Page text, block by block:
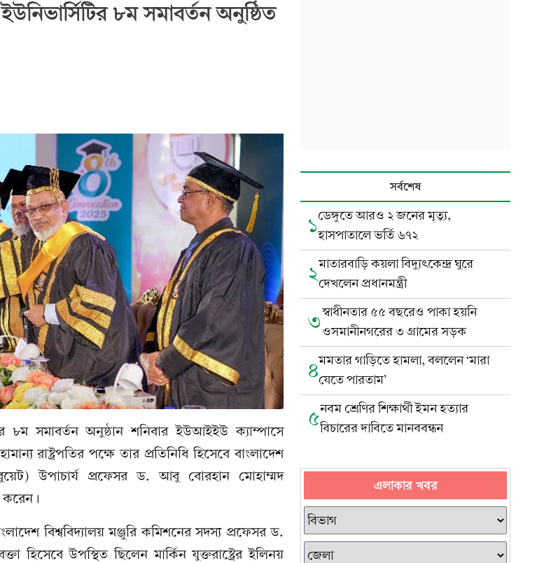
৮ম সমাবর্তন অনুষ্ঠিত
৮ম সমাবর্তন অনুষ্ঠান শনিবার ইউআইইউ ক্যাম্পাসে
রাষ্ট্রপতির পক্ষে তার প্রতিনিধি হিসেবে বাংলাদেশ
উপাচার্য প্রফেসর ড. আবু বোরহান মোহাম্মদ
করেন।
বিশ্ববিদ্যালয় মঞ্জুরি কমিশনের সদস্য প্রফেসর ড.
হিসেবে উপস্থিত ছিলেন মার্কিন যুক্তরাষ্ট্রের ইলিনয়
সর্বশেষ
১ডেঙ্গুতে আরও ২ জনের মৃত্যু,
হাসপাতালে ভর্তি ৬৭২
২মাতারবাড়ি কয়লা বিদ্যুৎকেন্দ্র ঘুরে
দেখলেন প্রধানমন্ত্রী
৩স্বাধীনতার ৫৫ বছরেও পাকা হয়নি
ওসমানীনগরের ৩ গ্রামের সড়ক
৪মমতার গাড়িতে হামলা, বললেন ‘মারা
যেতে পারতাম’
৫নবম শ্রেণির শিক্ষার্থী ইমন হত্যার
বিচারের দাবিতে মানববন্ধন
এলাকার খবর